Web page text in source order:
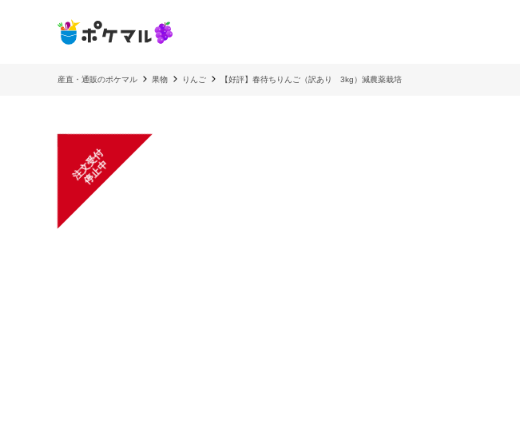
産直・通販のポケマル 果物 りんご 【好評】春待ちりんご（訳あり 3kg）減農薬栽培
注
文
受
付
停
止
中